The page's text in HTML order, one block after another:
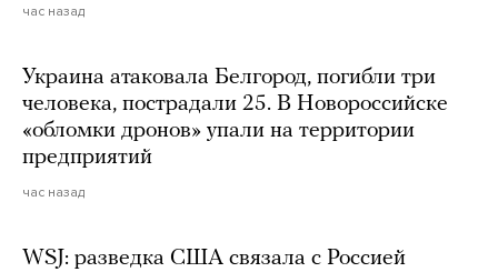
час назад
Украина атаковала Белгород, погибли три
человека, пострадали 25. В Новороссийске
«обломки дронов» упали на территории
предприятий
час назад
WSJ: разведка США связала с Россией